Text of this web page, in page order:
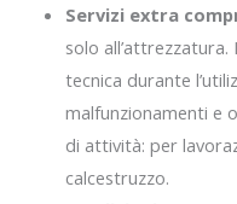
Servizi extra
solo
tecnica durante
malfunzionamenti e
di attività: per
calcestruzzo.